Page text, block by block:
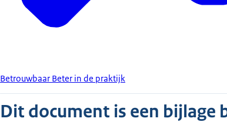
Betrouwbaar Beter in de praktijk
Dit document is een bijlage